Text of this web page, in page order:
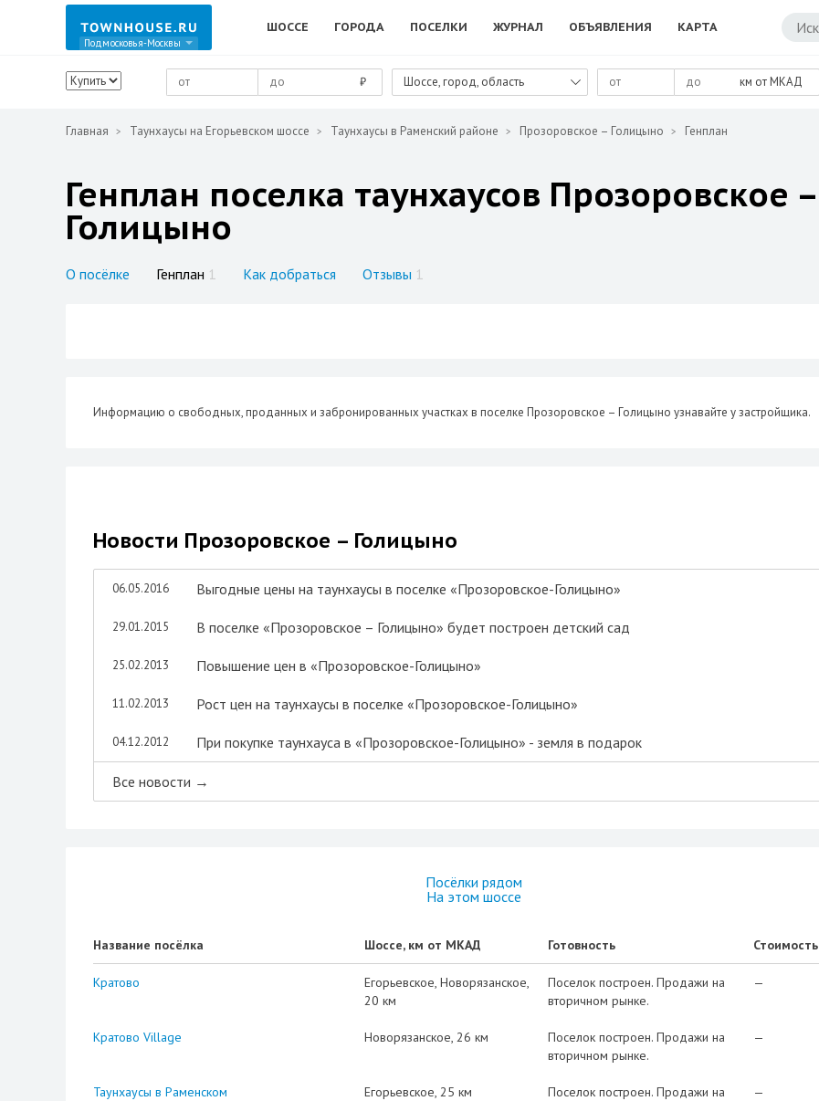
Подмосковья-Москвы
ШОССЕ ГОРОДА ПОСЕЛКИ ЖУРНАЛ ОБЪЯВЛЕНИЯ КАРТА
₽ Шоссе, город, область км от МКАД
Главная Таунхаусы на Егорьевском шоссе Таунхаусы в Раменский районе Прозоровское – Голицыно Генплан
Генплан поселка таунхаусов Прозоровское –
Голицыно
О посёлке Генплан 1 Как добраться Отзывы 1
Информацию о свободных, проданных и забронированных участках в поселке Прозоровское – Голицыно узнавайте у застройщика.
Новости Прозоровское – Голицыно
06.05.2016 Выгодные цены на таунхаусы в поселке «Прозоровское-Голицыно»
29.01.2015 В поселке «Прозоровское – Голицыно» будет построен детский сад
25.02.2013 Повышение цен в «Прозоровское-Голицыно»
11.02.2013 Рост цен на таунхаусы в поселке «Прозоровское-Голицыно»
04.12.2012 При покупке таунхауса в «Прозоровское-Голицыно» - земля в подарок
Все новости →
Посёлки рядом
На этом шоссе
Название посёлка Шоссе, км от МКАД Готовность Стоимость
Кратово Егорьевское Новорязанское
20 км
Поселок построен. Продажи на
вторичном рынке.
—
Кратово Village Новорязанское 26 км
Поселок построен. Продажи на
вторичном рынке.
—
Таунхаусы в Раменском Егорьевское 25 км
Поселок построен. Продажи на
—